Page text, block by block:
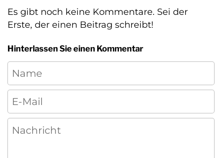
Es gibt noch keine Kommentare. Sei der
Erste, der einen Beitrag schreibt!
Hinterlassen Sie einen Kommentar
Name
E-Mail
Nachricht